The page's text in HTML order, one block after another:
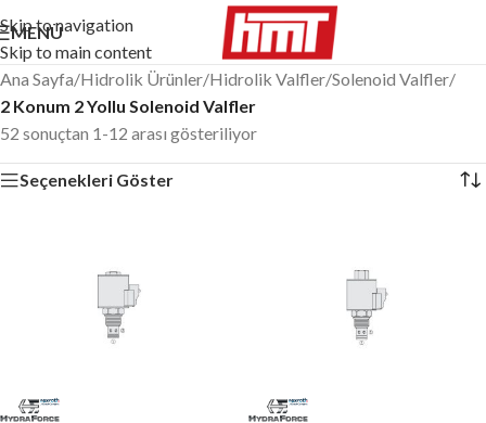
Skip to navigation
Skip to main content
MENÜ
Ana Sayfa/Hidrolik Ürünler/Hidrolik Valfler/Solenoid Valfler/
2 Konum 2 Yollu Solenoid Valfler
52 sonuçtan 1-12 arası gösteriliyor
Seçenekleri Göster